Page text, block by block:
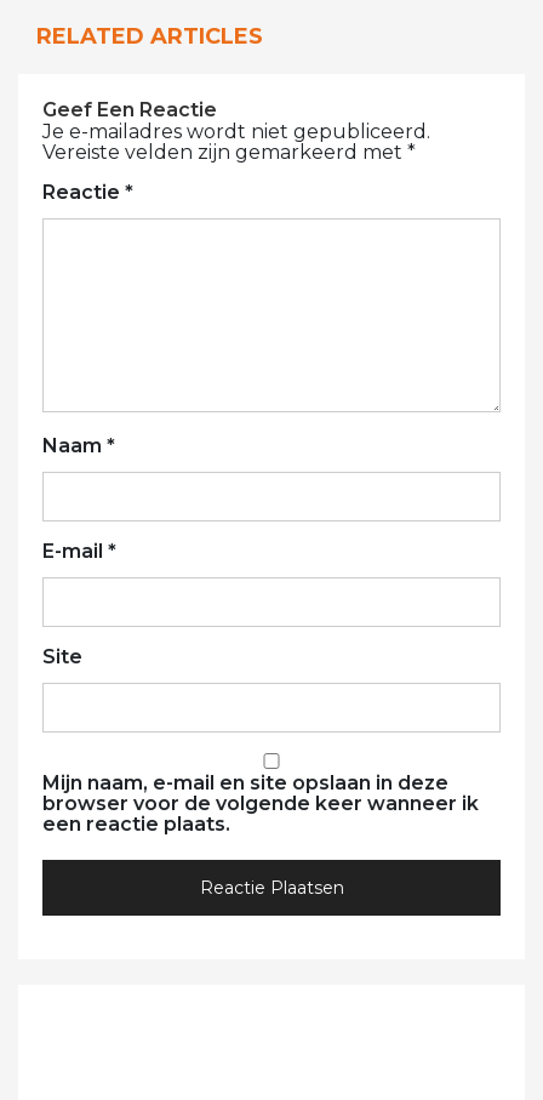
RELATED ARTICLES
Geef Een Reactie
Je e-mailadres wordt niet gepubliceerd.
Vereiste velden zijn gemarkeerd met *
Reactie *
Naam *
E-mail *
Site
Mijn naam, e-mail en site opslaan in deze
browser voor de volgende keer wanneer ik
een reactie plaats.